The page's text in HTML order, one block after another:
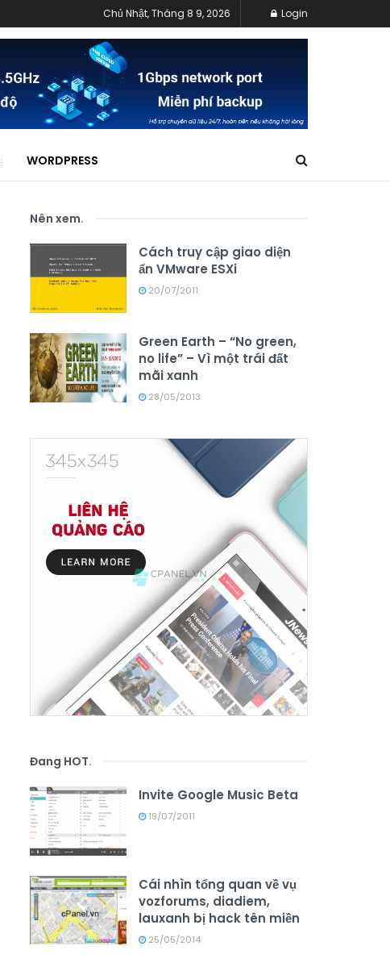
Chủ Nhật, Tháng 8 9, 2026 Login
WORDPRESS
Nên xem.
Cách truy cập giao diện
ẩn VMware ESXi
20/07/2011
Green Earth – “No green,
no life” – Vì một trái đất
mãi xanh
28/05/2013
Đang HOT.
Invite Google Music Beta
19/07/2011
Cái nhìn tổng quan về vụ
vozforums, diadiem,
lauxanh bị hack tên miền
25/05/2014